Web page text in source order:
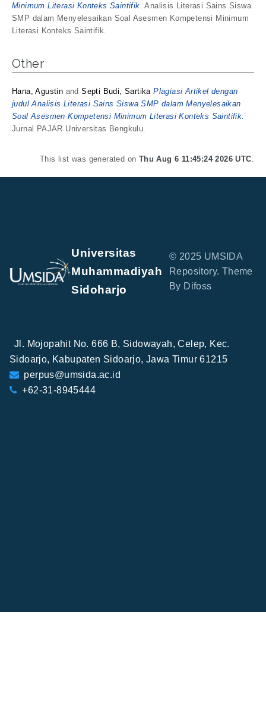
Minimum Literasi Konteks Saintifik. Analisis Literasi Sains Siswa
SMP dalam Menyelesaikan Soal Asesmen Kompetensi Minimum
Literasi Konteks Saintifik.
Other
Hana, Agustin andSepti Budi, Sartika Plagiasi Artikel dengan
judul Analisis Literasi Sains Siswa SMP dalam Menyelesaikan
Soal Asesmen Kompetensi Minimum Literasi Konteks Saintifik.
Jurnal PAJAR Universitas Bengkulu.
This list was generated on Thu Aug 6 11:45:24 2026 UTC.
Universitas
Muhammadiyah
Sidoharjo
© 2025 UMSIDA
Repository. Theme
By Difoss
Jl. Mojopahit No. 666 B, Sidowayah, Celep, Kec.
Sidoarjo, Kabupaten Sidoarjo, Jawa Timur 61215
perpus@umsida.ac.id
+62-31-8945444